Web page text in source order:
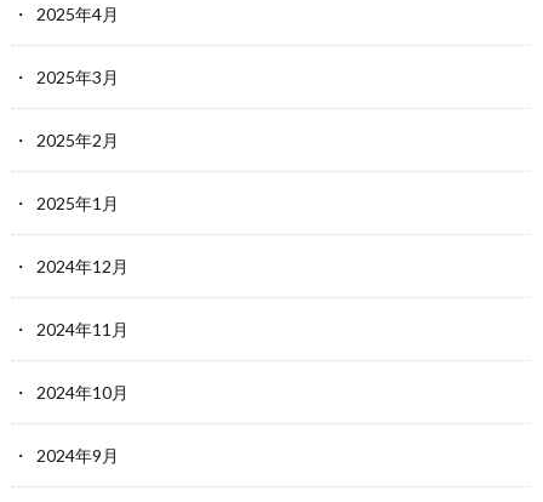
2025年4月
2025年3月
2025年2月
2025年1月
2024年12月
2024年11月
2024年10月
2024年9月